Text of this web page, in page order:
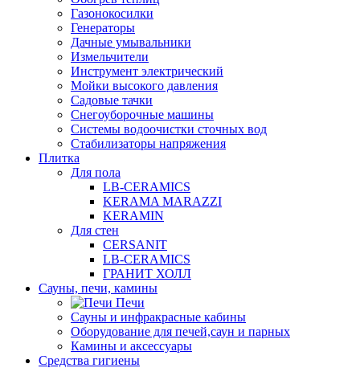
Газонокосилки
Генераторы
Дачные умывальники
Измельчители
Инструмент электрический
Мойки высокого давления
Садовые тачки
Снегоуборочные машины
Системы водоочистки сточных вод
Стабилизаторы напряжения
Плитка
Для пола
LB-CERAMICS
KERAMA MARAZZI
KERAMIN
Для стен
CERSANIT
LB-CERAMICS
ГРАНИТ ХОЛЛ
Сауны, печи, камины
Печи
Сауны и инфракрасные кабины
Оборудование для печей,саун и парных
Камины и аксессуары
Средства гигиены